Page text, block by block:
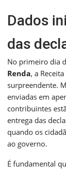
Dados
das
No primeiro dia
Renda, a
surpreendente.
enviadas em
contribuintes
entrega das
quando os
ao governo.
É fundamental